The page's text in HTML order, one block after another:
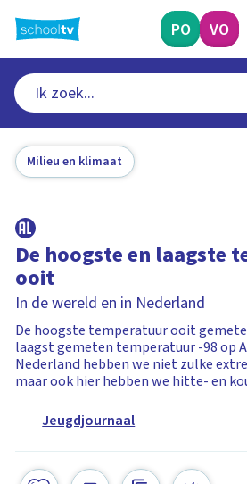
naar
hoofdinhoud
PO VO
Milieu en klimaat
De hoogste en laagste
ooit
In de wereld en in Nederland
De hoogste temperatuur ooit
laagst gemeten temperatuur -98 op
Nederland hebben we niet zulke
maar ook hier hebben we hitte- en
Jeugdjournaal